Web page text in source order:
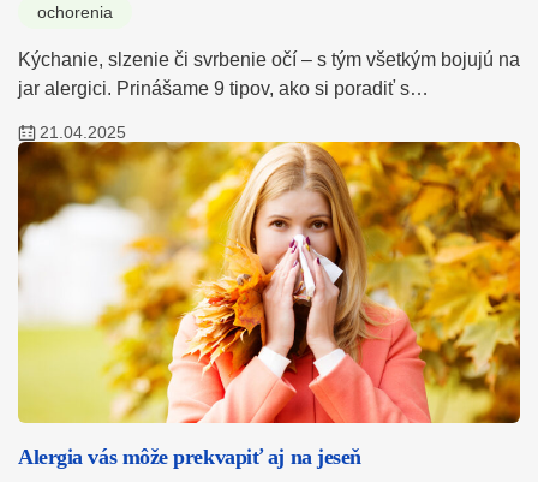
ochorenia
Kýchanie, slzenie či svrbenie očí – s tým všetkým bojujú na
jar alergici. Prinášame 9 tipov, ako si poradiť s…
21.04.2025
Alergia vás môže prekvapiť aj na jeseň